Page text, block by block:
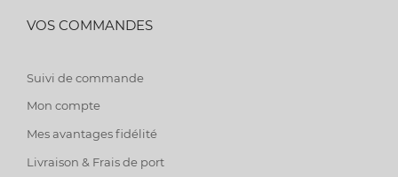
VOS COMMANDES
Suivi de commande
Mon compte
Mes avantages fidélité
Livraison & Frais de port